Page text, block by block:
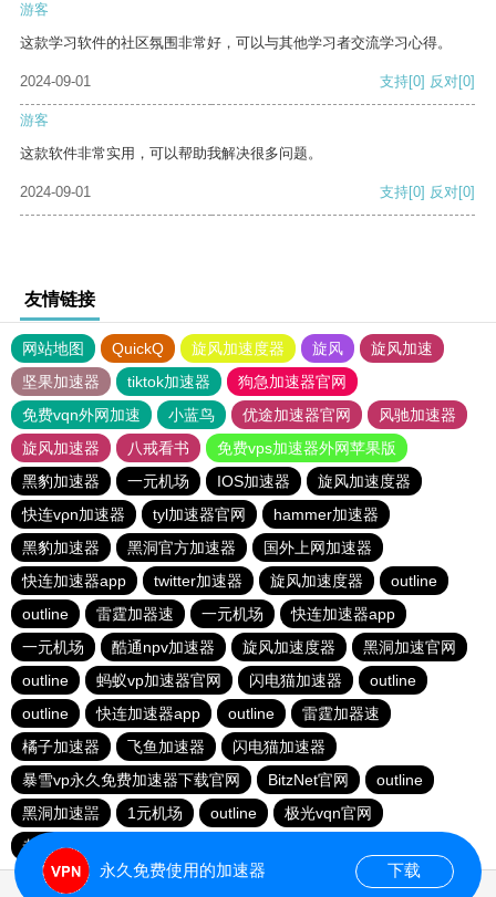
游客
这款学习软件的社区氛围非常好，可以与其他学习者交流学习心得。
2024-09-01 支持[0] 反对[0]
游客
这款软件非常实用，可以帮助我解决很多问题。
2024-09-01 支持[0] 反对[0]
友情链接
网站地图 QuickQ 旋风加速度器 旋风
旋风加速
坚果加速器
tiktok加速器
狗急加速器官网
免费vqn外网加速
小蓝鸟 优途加速器官网
风驰加速器
旋风加速器
八戒看书
免费vps加速器外网苹果版
黑豹加速器
一元机场 IOS加速器
旋风加速度器
快连vρn加速器
tyl加速器官网
hammer加速器
黑豹加速器
黑洞官方加速器
国外上网加速器
快连加速器app
twitter加速器 旋风加速度器
outline
outline
雷霆加器速 一元机场
快连加速器app
一元机场
酷通npv加速器 旋风加速度器
黑洞加速官网
outline
蚂蚁vp加速器官网 闪电猫加速器
outline
outline
快连加速器app outline
雷霆加器速
橘子加速器
飞鱼加速器
闪电猫加速器
暴雪vp永久免费加速器下载官网
BitzNet官网
outline
黑洞加速噐
1元机场 outline
极光vqn官网
老佛爷加速器
永久免费使用的加速器 下载